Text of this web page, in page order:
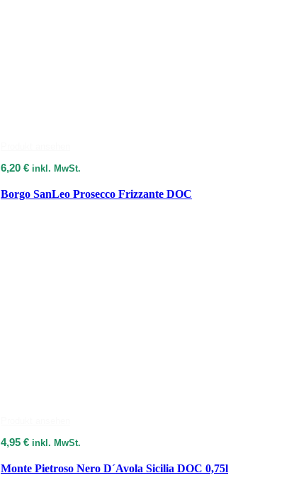
6,20 € inkl. MwSt.
Borgo SanLeo Prosecco Frizzante DOC
4,95 € inkl. MwSt.
Monte Pietroso Nero D´Avola Sicilia DOC 0,75l